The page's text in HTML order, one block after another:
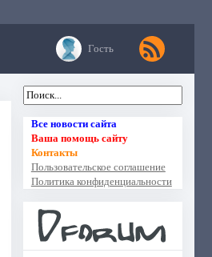
Гость
Все новости сайта
Ваша помощь сайту
Контакты
Пользовательское соглашение
Политика конфиденциальности